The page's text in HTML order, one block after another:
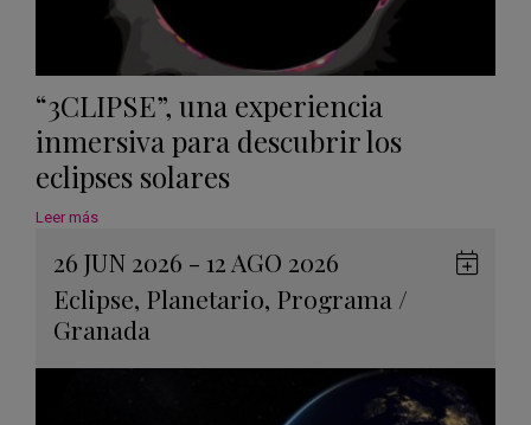
“3CLIPSE”, una experiencia
inmersiva para descubrir los
eclipses solares
Leer más
26 JUN 2026 - 12 AGO 2026
Eclipse, Planetario, Programa /
Granada